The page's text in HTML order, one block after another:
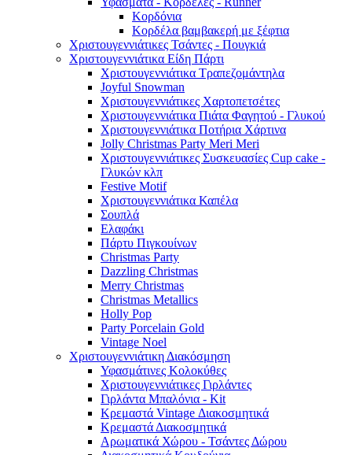
Κορδόνια
Κορδέλα βαμβακερή με ξέφτια
Χριστουγεννιάτικες Τσάντες - Πουγκιά
Χριστουγεννιάτικα Είδη Πάρτι
Χριστουγεννιάτικα Τραπεζομάντηλα
Joyful Snowman
Χριστουγεννιάτικες Χαρτοπετσέτες
Χριστουγεννιάτικα Πιάτα Φαγητού - Γλυκού
Χριστουγεννιάτικα Ποτήρια Χάρτινα
Jolly Christmas Party Meri Meri
Χριστουγεννιάτικες Συσκευασίες Cup cake -
Γλυκών κλπ
Festive Motif
Χριστουγεννιάτικα Καπέλα
Σουπλά
Ελαφάκι
Πάρτυ Πιγκουίνων
Christmas Party
Dazzling Christmas
Merry Christmas
Christmas Metallics
Holly Pop
Party Porcelain Gold
Vintage Noel
Χριστουγεννιάτικη Διακόσμηση
Υφασμάτινες Κολοκύθες
Χριστουγεννιάτικες Γιρλάντες
Γιρλάντα Μπαλόνια - Kit
Κρεμαστά Vintage Διακοσμητικά
Κρεμαστά Διακοσμητικά
Αρωματικά Χώρου - Τσάντες Δώρου